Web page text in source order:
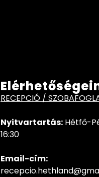
RECEPCIÓ /
Nyitvartartás: Hétfő-
16:30
Email-cím: